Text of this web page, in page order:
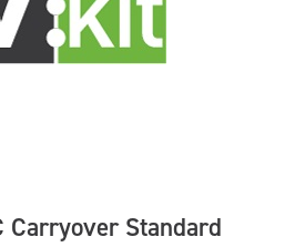
Carryover Standard